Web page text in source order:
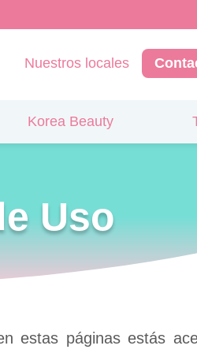
Nuestros locales
Korea Beauty
Uso
estas páginas estás